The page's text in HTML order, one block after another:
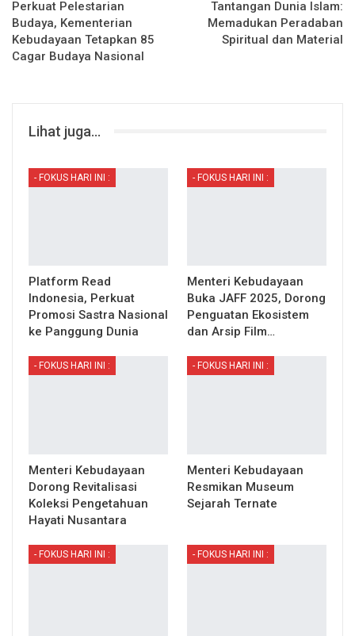
Perkuat Pelestarian
Budaya, Kementerian
Kebudayaan Tetapkan 85
Cagar Budaya Nasional
Tantangan Dunia Islam:
Memadukan Peradaban
Spiritual dan Material
Lihat juga...
- FOKUS HARI INI :
Platform Read
Indonesia, Perkuat
Promosi Sastra Nasional
ke Panggung Dunia
- FOKUS HARI INI :
Menteri Kebudayaan
Buka JAFF 2025, Dorong
Penguatan Ekosistem
dan Arsip Film…
- FOKUS HARI INI :
Menteri Kebudayaan
Dorong Revitalisasi
Koleksi Pengetahuan
Hayati Nusantara
- FOKUS HARI INI :
Menteri Kebudayaan
Resmikan Museum
Sejarah Ternate
- FOKUS HARI INI : - FOKUS HARI INI :